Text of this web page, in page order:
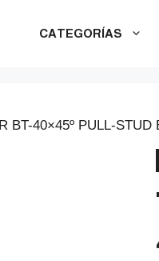
CATEGORÍAS
BT-40×45º PULL-STUD